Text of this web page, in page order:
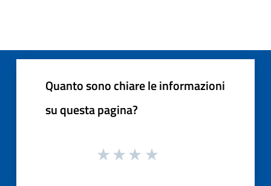
Quanto sono chiare le informazioni
su questa pagina?